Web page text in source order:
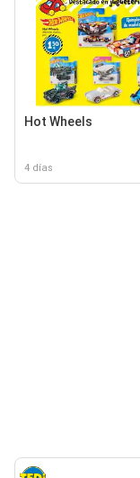
Hot Wheels
4 días